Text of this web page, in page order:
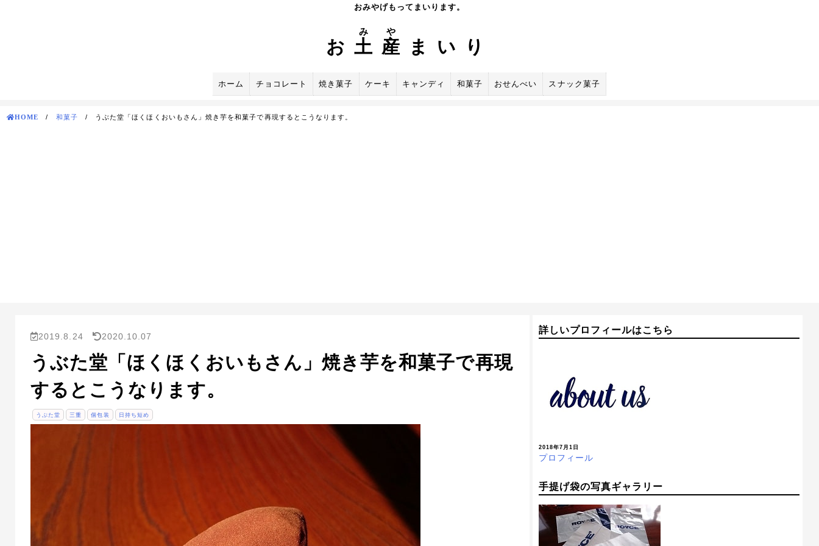
おみやげもってまいります。
お 土
み
産
や
まいり
ホーム チョコレート 焼き菓子 ケーキ キャンディ 和菓子 おせんべい スナック菓子
HOME / 和菓子 / うぶた堂「ほくほくおいもさん」焼き芋を和菓子で再現するとこうなります。
2019.8.24 2020.10.07
うぶた堂「ほくほくおいもさん」焼き芋を和菓子で再現
するとこうなります。
うぶた堂 三重 個包装 日持ち短め
詳しいプロフィールはこちら
2018年7月1日
プロフィール
手提げ袋の写真ギャラリー